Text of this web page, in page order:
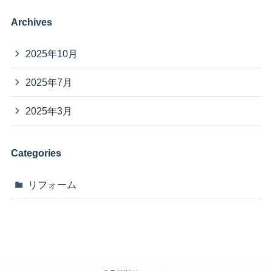
Archives
2025年10月
2025年7月
2025年3月
Categories
リフォーム